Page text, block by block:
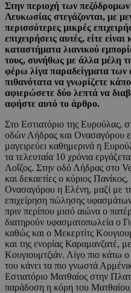
Στην περιοχή των
Λευκωσίας στεγάζονται, με
περισσότερες μικρές
επιχειρήσεις αυτές, είτε
καταστήματα λιανικού
τους, συνήθως με άλλα μέλη
φέρω λίγα παραδείγματα των
πιθανότατα να γνωρίζετε
αφιερώσετε δύο λεπτά να
αφήστε αυτό το άρθρο.
Στο Εστιατόριο της Ευρούλας,
οδών Λήδρας και Ονασαγόρου
μαγειρεύει καθημερινά η
τα τελευταία 10 χρόνια
Λοΐζος. Στην οδό Λήδρας στο
και δεκαετίες ο κύριος
Ονασαγόρου η Ελένη, μαζί με
επιχείρηση πώλησης
πριν περίπου μισό αιώνα ο
διατηρούν υφασματοπωλεία ο
καθώς και ο Μεκερτίτς
και της ενορίας Καραμανζατέ,
Κουγιουμτζιάν. Λίγο πιο κάτω
του κάνει τα πιο γνωστά
Εστιατόριο Ματθαίος στην
παράδοση η κόρη του